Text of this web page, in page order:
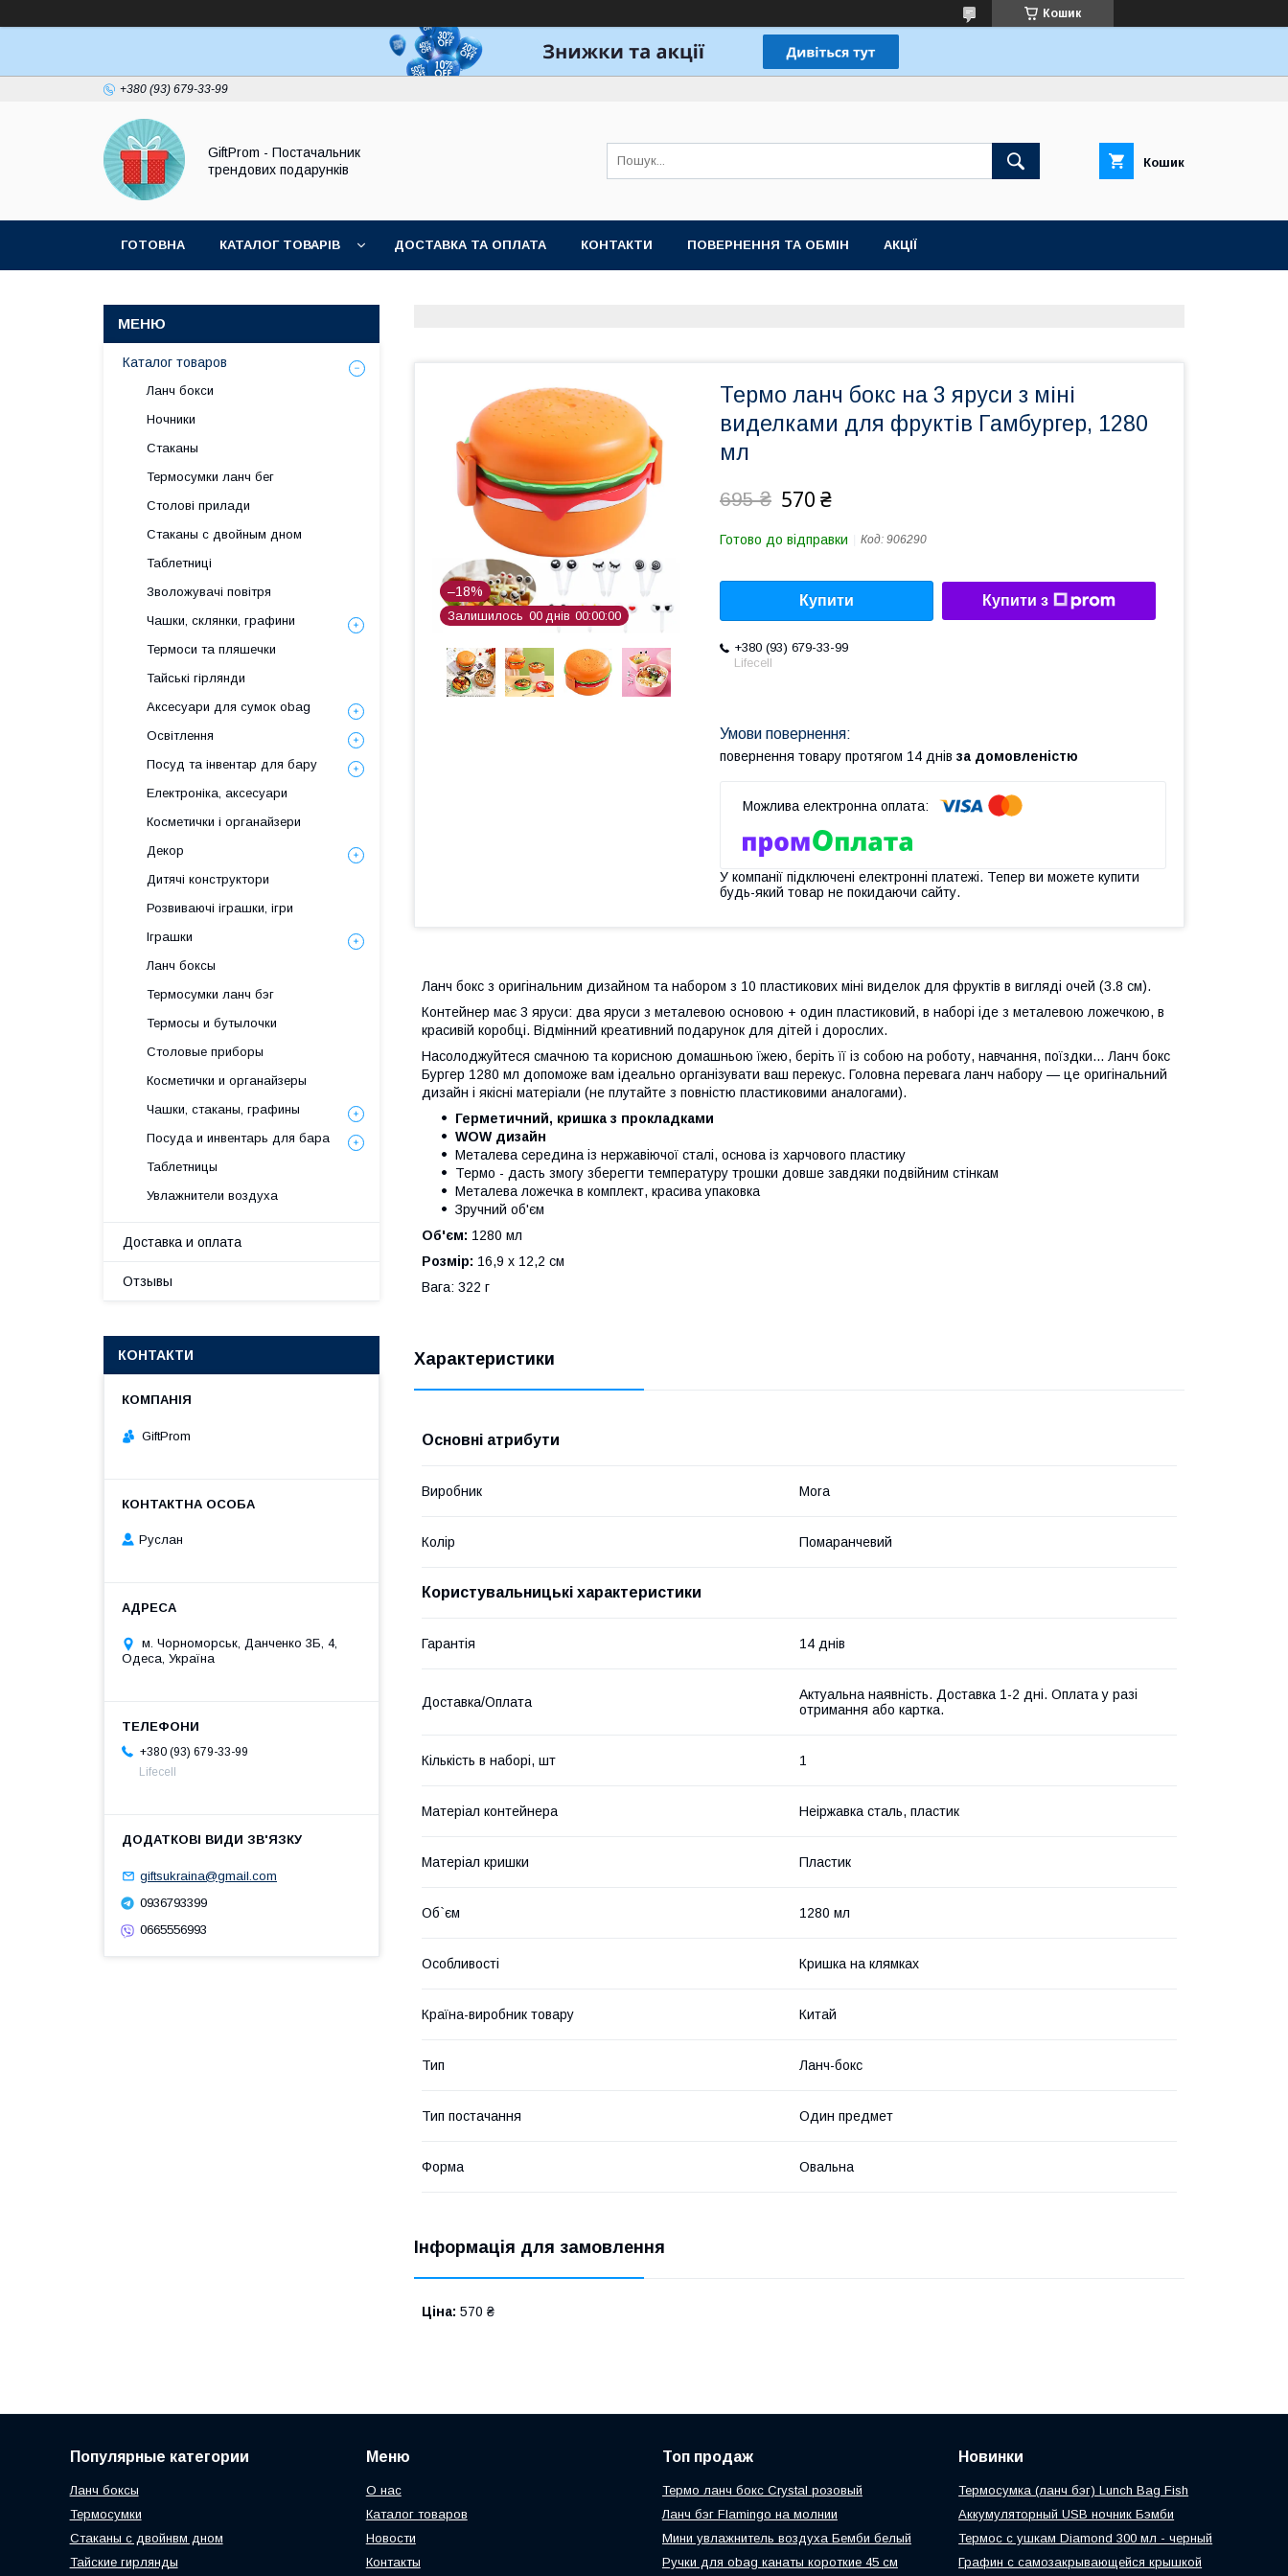
Кошик
+380 (93) 679-33-99
GiftProm - Постачальник
трендових подарунків
Кошик
ГОТОВНА КАТАЛОГ ТОВАРІВ ДОСТАВКА ТА ОПЛАТА КОНТАКТИ ПОВЕРНЕННЯ ТА ОБМІН АКЦІЇ
–18%
Залишилось 00 днів 00 00 00
Термо ланч бокс на 3 яруси з міні
виделками для фруктів Гамбургер, 1280
мл
695 ₴ 570 ₴
Готово до відправки Код: 906290
Купити Купити з
+380 (93) 679-33-99
Lifecell
повернення товару протягом 14 днів за домовленістю
У компанії підключені електронні платежі. Тепер ви можете купити
будь-який товар не покидаючи сайту.
Ланч бокс з оригінальним дизайном та набором з 10 пластикових міні виделок для фруктів в вигляді очей (3.8 см).
Контейнер має 3 яруси: два яруси з металевою основою + один пластиковий, в наборі іде з металевою ложечкою, в
красивій коробці. Відмінний креативний подарунок для дітей і дорослих.
Насолоджуйтеся смачною та корисною домашньою їжею, беріть її із собою на роботу, навчання, поїздки... Ланч бокс
Бургер 1280 мл допоможе вам ідеально організувати ваш перекус. Головна перевага ланч набору — це оригінальний
дизайн і якісні матеріали (не плутайте з повністю пластиковими аналогами).
Герметичний, кришка з прокладками
WOW дизайн
Металева середина із нержавіючої сталі, основа із харчового пластику
Термо - дасть змогу зберегти температуру трошки довше завдяки подвійним стінкам
Металева ложечка в комплект, красива упаковка
Зручний об'єм
Об'єм: 1280 мл
Розмір: 16,9 x 12,2 см
Вага: 322 г
Характеристики
Основні атрибути
Виробник Mora
Колір Помаранчевий
Користувальницькі характеристики
Гарантія 14 днів
Доставка/Оплата
Актуальна наявність. Доставка 1-2 дні. Оплата у разі
отримання або картка.
Кількість в наборі, шт 1
Матеріал контейнера Неіржавка сталь, пластик
Матеріал кришки Пластик
Об`єм 1280 мл
Особливості Кришка на клямках
Країна-виробник товару Китай
Тип Ланч-бокс
Тип постачання Один предмет
Форма Овальна
Інформація для замовлення
Ціна: 570 ₴
Каталог товаров
Ланч бокси
Ночники
Стаканы
Термосумки ланч бег
Столові прилади
Стаканы с двойным дном
Таблетниці
Зволожувачі повітря
Чашки, склянки, графини
Термоси та пляшечки
Тайські гірлянди
Аксесуари для сумок obag
Освітлення
Посуд та інвентар для бару
Електроніка, аксесуари
Косметички і органайзери
Декор
Дитячі конструктори
Розвиваючі іграшки, ігри
Іграшки
Ланч боксы
Термосумки ланч бэг
Термосы и бутылочки
Столовые приборы
Косметички и органайзеры
Чашки, стаканы, графины
Посуда и инвентарь для бара
Таблетницы
Увлажнители воздуха
Доставка и оплата
Отзывы
КОНТАКТИ
GiftProm
Руслан
м. Чорноморськ, Данченко 3Б, 4,
Одеса, Україна
+380 (93) 679-33-99
Lifecell
giftsukraina@gmail.com
0936793399
0665556993
Популярные категории
Ланч боксы
Термосумки
Стаканы с двойнвм дном
Тайские гирлянды
Меню
О нас
Каталог товаров
Новости
Контакты
Топ продаж
Термо ланч бокс Crystal розовый
Ланч бэг Flamingo на молнии
Мини увлажнитель воздуха Бемби белый
Ручки для obag канаты короткие 45 см
Новинки
Термосумка (ланч бэг) Lunch Bag Fish
Аккумуляторный USB ночник Бэмби
Теpмоc c ушкам Diamond 300 мл - черный
Графин с самозакрывающейся крышкой